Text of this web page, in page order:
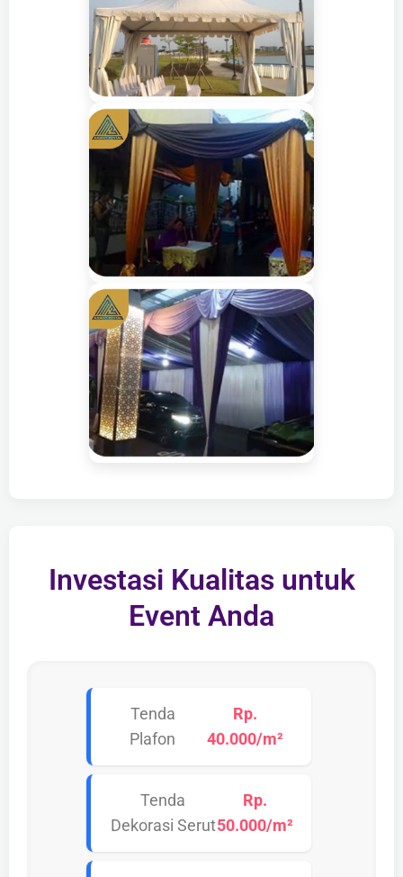
Investasi Kualitas untuk
Event Anda
Tenda
Plafon
Rp.
40.000/m²
Tenda
Dekorasi Serut
Rp.
50.000/m²